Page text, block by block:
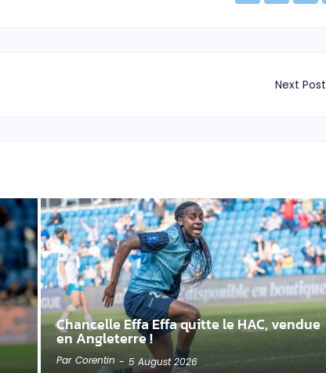
Next Post
Chancelle Effa Effa quitte le HAC, vendue
en Angleterre !
Par Corentin - 5 August 2026